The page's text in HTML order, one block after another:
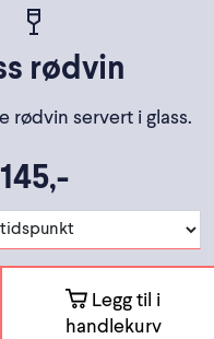
rødvin
rødvin servert i glass.
145,-
handlekurv